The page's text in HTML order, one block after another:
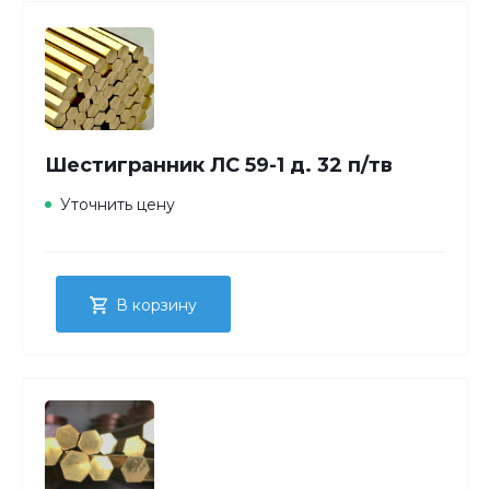
Шестигранник ЛС 59-1 д. 32 п/тв
Уточнить цену
В корзину